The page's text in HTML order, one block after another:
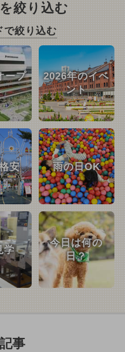
絞り込む
で絞り込む
ープ
2026年のイベ
ント
安 雨の日OK
学
今日は何の
日？
事